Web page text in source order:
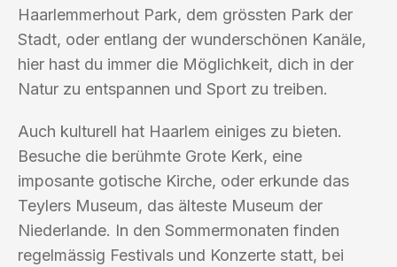
Haarlemmerhout Park, dem grössten Park der
Stadt, oder entlang der wunderschönen Kanäle,
hier hast du immer die Möglichkeit, dich in der
Natur zu entspannen und Sport zu treiben.
Auch kulturell hat Haarlem einiges zu bieten.
Besuche die berühmte Grote Kerk, eine
imposante gotische Kirche, oder erkunde das
Teylers Museum, das älteste Museum der
Niederlande. In den Sommermonaten finden
regelmässig Festivals und Konzerte statt, bei